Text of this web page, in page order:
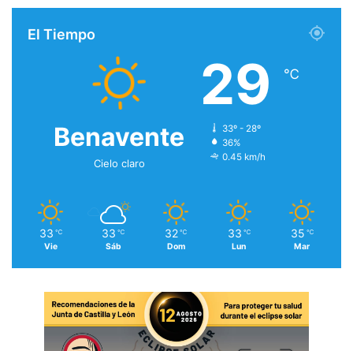
El Tiempo
Benavente
Cielo claro
29 ℃
33º - 28º
36%
0.45 km/h
33 ℃
Vie
33 ℃
Sáb
32 ℃
Dom
33 ℃
Lun
35 ℃
Mar